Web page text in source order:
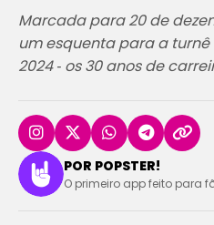
Marcada para 20 de
um esquenta para a
2024 ‐ os 30 anos de
POR POPSTER!
O primeiro app feito para